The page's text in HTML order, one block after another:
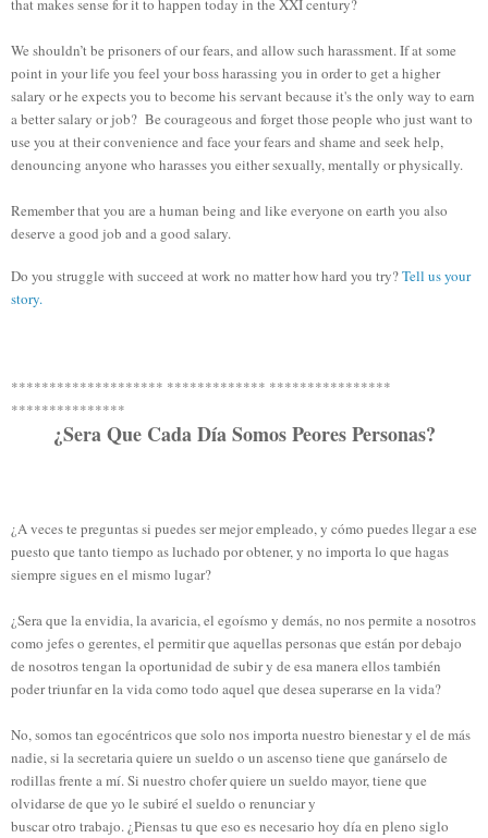
that makes sense for it to happen today in the XXIcentury?
We shouldn’tbe prisoners ofour fears,and allowsuch harassment.Ifat some
point in your life you feel your bossharassing you in order to geta higher
salary orhe expects you to become hisservant because it'sthe only way to earn
a bettersalary or job? Be courageousand forgetthose people who just wantto
use you at their convenience and face your fears and shame and seek help,
denouncing anyone who harassesyou either sexually, mentally or physically.
Rememberthat you are ahuman being and like everyone on earth you also
deserve a good job and a good salary.
Do you struggle with succeed at work no matter how hard you try?Tell us your
story.
******************** ************* ****************
***************
¿Sera Que Cada Día Somos Peores Personas?
¿A veces te preguntas si puedes ser mejor empleado, y cómo puedes llegar a ese
puesto que tanto tiempo as luchado por obtener, y no importa lo que hagas
siempre sigues en el mismo lugar?
¿Sera que la envidia, la avaricia, el egoísmo y demás, no nos permite a nosotros
como jefes o gerentes, el permitir que aquellas personas que están por debajo
de nosotros tengan la oportunidad de subir y de esa manera ellos también
poder triunfar en la vida como todo aquel que desea superarse en la vida?
No, somos tan egocéntricos que solo nos importa nuestro bienestar y el de más
nadie, si la secretaria quiere un sueldo o un ascenso tiene que ganárselo de
rodillas frente a mí. Si nuestro chofer quiere un sueldo mayor, tiene que
olvidarse de que yo le subiré el sueldo o renunciar y
buscar otro trabajo. ¿Piensas tu que eso es necesario hoy día en pleno siglo